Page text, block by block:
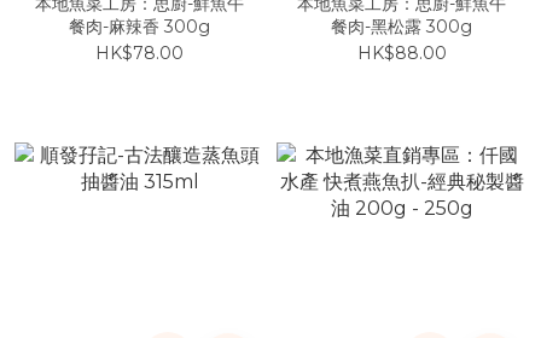
餐肉-麻辣香 300g
HK$78.00
餐肉-黑松露 300g
HK$88.00